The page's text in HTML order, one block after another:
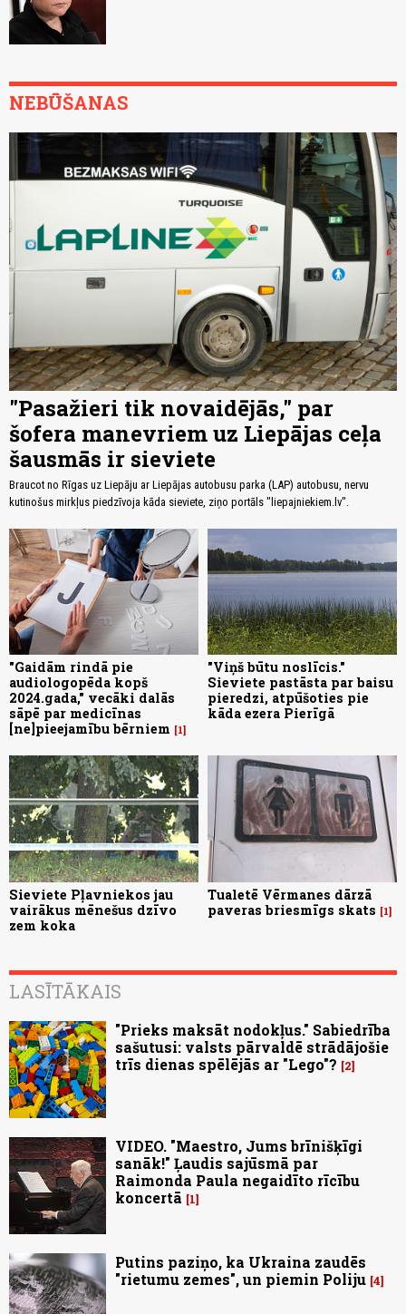
NEBŪŠANAS
"Pasažieri tik novaidējās," par
šofera manevriem uz Liepājas ceļa
šausmās ir sieviete
Braucot no Rīgas uz Liepāju ar Liepājas autobusu parka (LAP) autobusu, nervu
kutinošus mirkļus piedzīvoja kāda sieviete, ziņo portāls "liepajniekiem.lv".
"Gaidām rindā pie
audiologopēda kopš
2024.gada," vecāki dalās
sāpē par medicīnas
[ne]pieejamību bērniem
1
"Viņš būtu noslīcis."
Sieviete pastāsta par baisu
pieredzi, atpūšoties pie
kāda ezera Pierīgā
Sieviete Pļavniekos jau
vairākus mēnešus dzīvo
zem koka
Tualetē Vērmanes dārzā
paveras briesmīgs skats
1
LASĪTĀKAIS
"Prieks maksāt nodokļus." Sabiedrība
sašutusi: valsts pārvaldē strādājošie
trīs dienas spēlējās ar "Lego"?
2
VIDEO. "Maestro, Jums brīnišķīgi
sanāk!" Ļaudis sajūsmā par
Raimonda Paula negaidīto rīcību
koncertā
1
Putins paziņo, ka Ukraina zaudēs
"rietumu zemes", un piemin Poliju 4